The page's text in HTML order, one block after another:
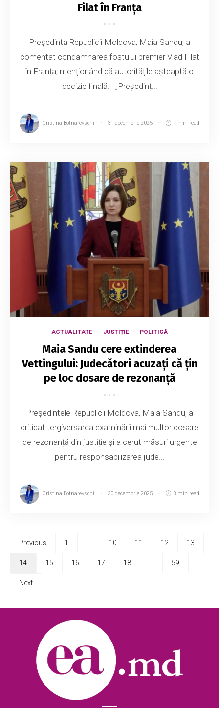
Filat în Franța
Președinta Republicii Moldova, Maia Sandu, a
comentat condamnarea fostului premier Vlad Filat
în Franța, menționând că autoritățile așteaptă o
decizie finală. „Președinț...
Cristina Botnarevschi 31 decembrie 2025 1 min read
ACTUALITATE JUSTIȚIE POLITICĂ
Maia Sandu cere extinderea
Vettingului: Judecători acuzați că țin
pe loc dosare de rezonanță
Președintele Republicii Moldova, Maia Sandu, a
criticat tergiversarea examinării mai multor dosare
de rezonanță din justiție și a cerut măsuri urgente
pentru responsabilizarea jude...
Cristina Botnarevschi 30 decembrie 2025 3 min read
Previous 1 … 10 11 12 13
14 15 16 17 18 … 59
Next